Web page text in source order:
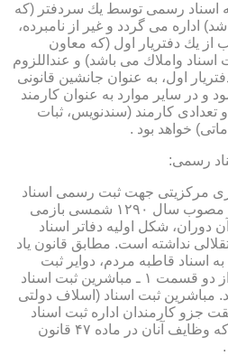
دفترخانه اسناد رسمی توسط یك سردفتر (كه
اداره می گردد و غیر از نامبرده،
از یك دفتریار اول (كه معاون
اسناد واملاك می باشد) و عنداللزوم
اول، به عنوان جانشین قانونی
و در سایر موارد به عنوان كارمند
كارمند (سندنویس، ثبات
خواهد بود .
رسمی:
مركزیتی جهت ثبت رسمی اسناد
مراجعان، به قانون ثبت اسناد مصوب سال ۱۲۹۰ شمسی بازمی
دوران، شكل اولیه دفاتر اسناد
نداشته است. مطابق قانون یاد
اسناد قاطبه مردم، دوایر ثبت
اسناد به عنوان نهادی دولتی، از دو قسمت ۱ ـ مباشرین ثبت اسناد
مباشرین ثبت اسناد (اسلاف دولتی
جزو كارمندان اداره ثبت اسناد
واملاك محسوب می گردیدند كه وظایف آنان در ماده ۴۷ قانون